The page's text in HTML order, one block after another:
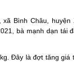
Bình Châu, huyện
bà mạnh dạn tái
Đây là đợt tăng giá